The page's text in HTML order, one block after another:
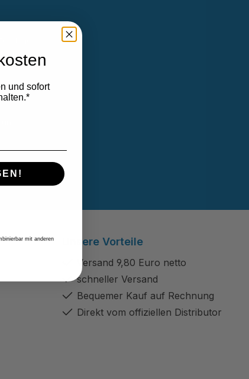
und
Unsere Vorteile
Versand 9,80 Euro netto
schneller Versand
Bequemer Kauf auf Rechnung
Direkt vom offiziellen Distributor
und sofort
mit anderen